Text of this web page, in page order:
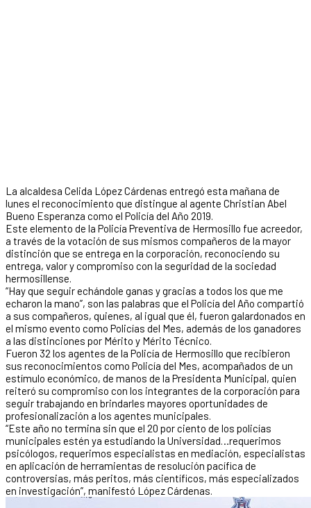
La alcaldesa Celida López Cárdenas entregó esta mañana de
lunes el reconocimiento que distingue al agente Christian Abel
Bueno Esperanza como el Policía del Año 2019.
Este elemento de la Policía Preventiva de Hermosillo fue acreedor,
a través de la votación de sus mismos compañeros de la mayor
distinción que se entrega en la corporación, reconociendo su
entrega, valor y compromiso con la seguridad de la sociedad
hermosillense.
“Hay que seguir echándole ganas y gracias a todos los que me
echaron la mano”, son las palabras que el Policía del Año compartió
a sus compañeros, quienes, al igual que él, fueron galardonados en
el mismo evento como Policías del Mes, además de los ganadores
a las distinciones por Mérito y Mérito Técnico.
Fueron 32 los agentes de la Policía de Hermosillo que recibieron
sus reconocimientos como Policía del Mes, acompañados de un
estímulo económico, de manos de la Presidenta Municipal, quien
reiteró su compromiso con los integrantes de la corporación para
seguir trabajando en brindarles mayores oportunidades de
profesionalización a los agentes municipales.
“Este año no termina sin que el 20 por ciento de los policías
municipales estén ya estudiando la Universidad…requerimos
psicólogos, requerimos especialistas en mediación, especialistas
en aplicación de herramientas de resolución pacífica de
controversias, más peritos, más científicos, más especializados
en investigación”, manifestó López Cárdenas.